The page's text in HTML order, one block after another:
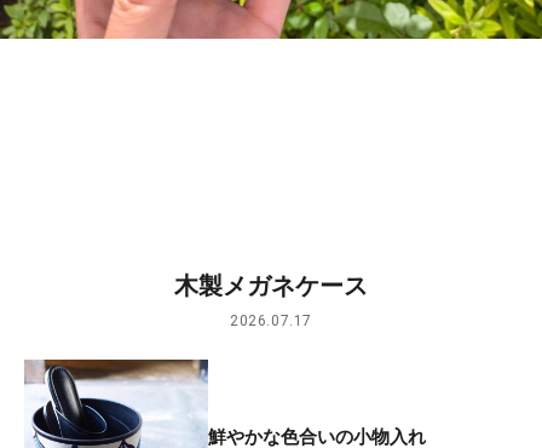
木製メガネケース
2026.07.17
鮮やかな色合いの小物入れ